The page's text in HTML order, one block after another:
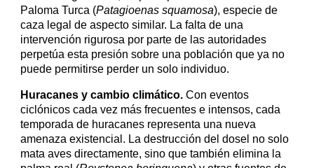
Paloma Turca (Patagioenas squamosa), especie de
caza legal de aspecto similar. La falta de una
intervención rigurosa por parte de las autoridades
perpetúa esta presión sobre una población que ya no
puede permitirse perder un solo individuo.
Huracanes y cambio climático. Con eventos
ciclónicos cada vez más frecuentes e intensos, cada
temporada de huracanes representa una nueva
amenaza existencial. La destrucción del dosel no solo
mata aves directamente, sino que también elimina la